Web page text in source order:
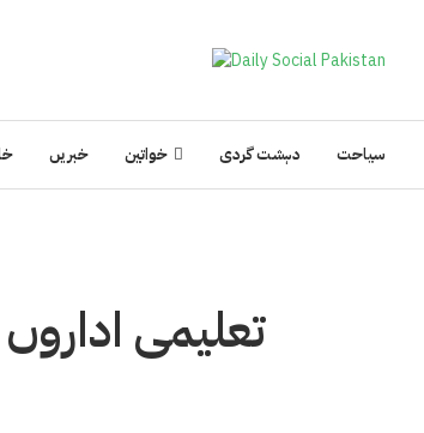
خبریں خواتین دہشت گردی سیاحت
تعلیمی